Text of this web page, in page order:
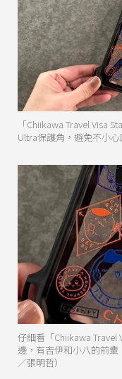
「Chiikawa Travel Visa
Ultra保護角，避免不小心
仔細看「Chiikawa Travel
邊，有吉伊和小八的前
／張明哲）